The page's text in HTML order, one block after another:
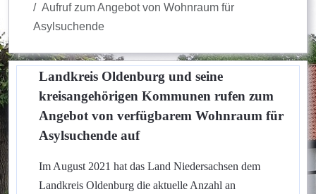
Aufruf zum Angebot von Wohnraum für
Asylsuchende
Landkreis Oldenburg und seine
kreisangehörigen Kommunen rufen zum
Angebot von verfügbarem Wohnraum für
Asylsuchende auf
Im August 2021 hat das Land Niedersachsen dem
Landkreis Oldenburg die aktuelle Anzahl an